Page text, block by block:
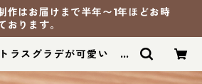
作はお届けまで半年〜1年ほどお時
おります。
ラスグラデが可愛い リ
ー | 手づくり茉ごころ